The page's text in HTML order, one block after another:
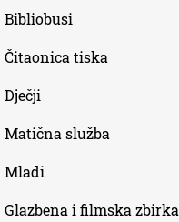
Bibliobusi
Čitaonica tiska
Dječji
Matična služba
Mladi
Glazbena i filmska zbirka